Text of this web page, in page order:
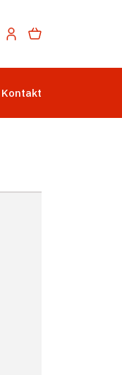
Kontakt